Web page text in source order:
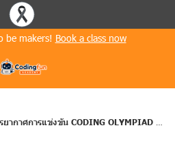
be makers! Book a class now
ข่งขัน CODING OLYMPIAD 2026 ณ สถาบันเทคโนโลยีพระจอมเกล้าเจ้าคุณทหารลาดกระบัง KMITL